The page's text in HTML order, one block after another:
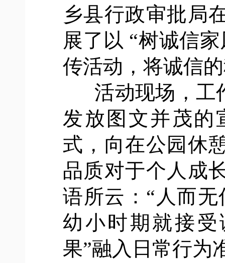
乡县行政审批局
展了以 “树诚信
传活动，将诚信
活动现场，工
发放图文并茂的
式，向在公园休
品质对于个人成
语所云 ： “人而
幼小时期就接
果”融入日常行为